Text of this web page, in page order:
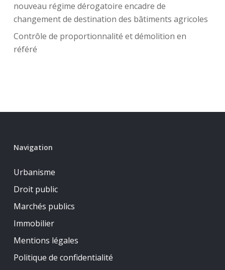
nouveau régime dérogatoire encadre de
changement de destination des bâtiments agricoles
Contrôle de proportionnalité et démolition en
référé
Navigation
Urbanisme
Droit public
Marchés publics
Immobilier
Mentions légales
Politique de confidentialité